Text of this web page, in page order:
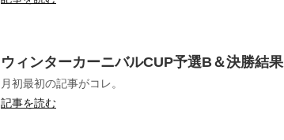
ウィンターカーニバルCUP予選B＆決勝結果
月初最初の記事がコレ。
記事を読む